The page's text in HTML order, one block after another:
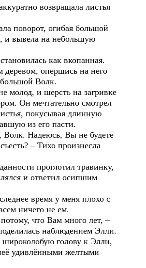
возвращала листья
поворот, огибая большой
и вывела на небольшую
как вкопанная.
деревом, опершись на него
Волк.
молод, и шерсть на загривке
Он мечтательно смотрел
покусывая длинную
из его пасти.
Волк. Надеюсь, Вы не будете
– Тихо произнесла
проглотил травинку,
и ответил осипшим
время у меня плохо с
ничего не ем.
что Вам много лет, –
наблюдением Элли.
голову к Элли,
удивлёнными желтыми